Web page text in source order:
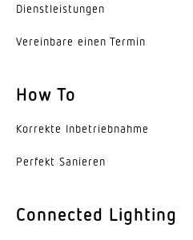
Dienst­leis­tungen
Vereinbare einen Termin
How To
Korrekte Inbe­trieb­nahme
Perfekt Sanieren
Connected Lighting